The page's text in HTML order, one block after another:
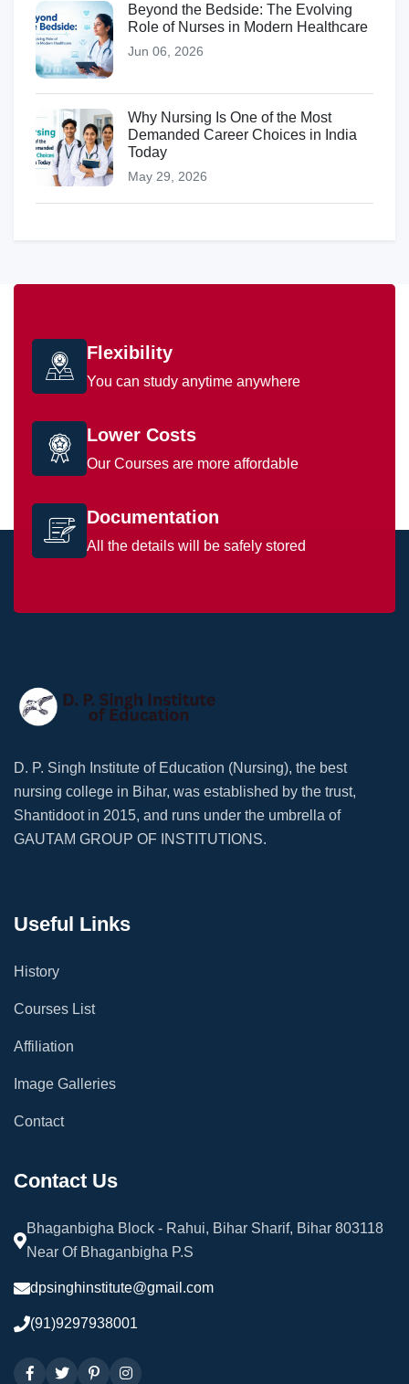
Beyond the Bedside: The Evolving
Role of Nurses in Modern Healthcare
Jun 06, 2026
Why Nursing Is One of the Most
Demanded Career Choices in India
Today
May 29, 2026
Flexibility
You can study anytime anywhere
Lower Costs
Our Courses are more affordable
Documentation
All the details will be safely stored
D. P. Singh Institute of Education (Nursing), the best
nursing college in Bihar, was established by the trust,
Shantidoot in 2015, and runs under the umbrella of
GAUTAM GROUP OF INSTITUTIONS.
Useful Links
History
Courses List
Affiliation
Image Galleries
Contact
Contact Us
Bhaganbigha Block - Rahui, Bihar Sharif, Bihar 803118
Near Of Bhaganbigha P.S
dpsinghinstitute@gmail.com
(91)9297938001